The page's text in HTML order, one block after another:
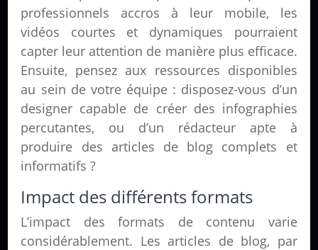
professionnels accros à leur mobile, les
vidéos courtes et dynamiques pourraient
capter leur attention de manière plus efficace.
Ensuite, pensez aux ressources disponibles
au sein de votre équipe : disposez-vous d’un
designer capable de créer des infographies
percutantes, ou d’un rédacteur apte à
produire des articles de blog complets et
informatifs ?
Impact des différents formats
L’impact des formats de contenu varie
considérablement. Les articles de blog, par